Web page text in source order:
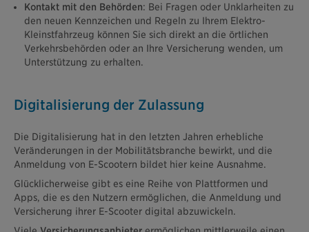
Kontakt mit den Behörden: Bei Fragen oder Unklarheiten zu
den neuen Kennzeichen und Regeln zu Ihrem Elektro-
Kleinstfahrzeug können Sie sich direkt an die örtlichen
Verkehrsbehörden oder an Ihre Versicherung wenden, um
Unterstützung zu erhalten.
Digitalisierung der Zulassung
Die Digitalisierung hat in den letzten Jahren erhebliche
Veränderungen in der Mobilitätsbranche bewirkt, und die
Anmeldung von E-Scootern bildet hier keine Ausnahme.
Glücklicherweise gibt es eine Reihe von Plattformen und
Apps, die es den Nutzern ermöglichen, die Anmeldung und
Versicherung ihrer E-Scooter digital abzuwickeln.